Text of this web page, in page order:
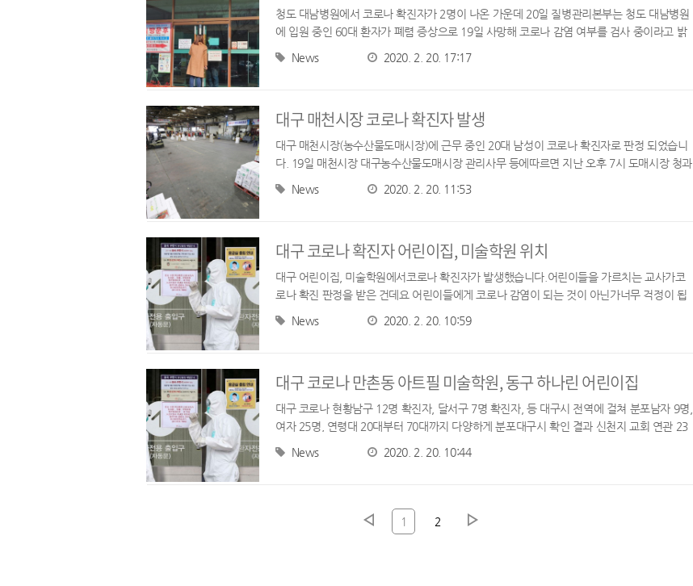
청도 대남병원에서 코로나 확진자가 2명이 나온 가운데 20일 질병관리본부는 청도 대남병원
에 입원 중인 60대 환자가 폐렴 증상으로 19일 사망해 코로나 감염 여부를 검사 중이라고 밝
News 2020. 2. 20. 17:17
대구 매천시장 코로나 확진자 발생
대구 매천시장(농수산물도매시장)에 근무 중인 20대 남성이 코로나 확진자로 판정 되었습니
다. 19일 매천시장 대구농수산물도매시장 관리사무 등에따르면 지난 오후 7시 도매시장 청과
News 2020. 2. 20. 11:53
대구 코로나 확진자 어린이집, 미술학원 위치
대구 어린이집, 미술학원에서코로나 확진자가 발생했습니다.어린이들을 가르치는 교사가코
로나 확진 판정을 받은 건데요 어린이들에게 코로나 감염이 되는 것이 아닌가너무 걱정이 됩
News 2020. 2. 20. 10:59
대구 코로나 만촌동 아트필 미술학원, 동구 하나린 어린이집
대구 코로나 현황남구 12명 확진자, 달서구 7명 확진자, 등 대구시 전역에 걸쳐 분포남자 9명,
여자 25명, 연령대 20대부터 70대까지 다양하게 분포대구시 확인 결과 신천지 교회 연관 23
News 2020. 2. 20. 10:44
1 2